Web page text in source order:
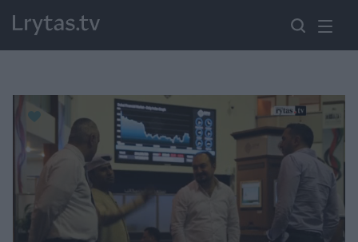
Paremkite Ukrainą